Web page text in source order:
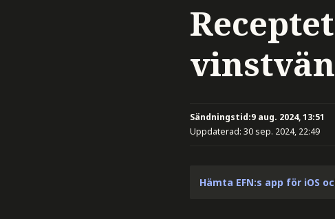
Sändningstid:9 aug. 2024, 13:51
Uppdaterad: 30 sep. 2024, 22:49
Hämta EFN:s app för iOS